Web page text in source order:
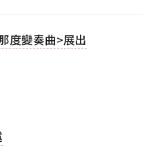
度變奏曲>展出